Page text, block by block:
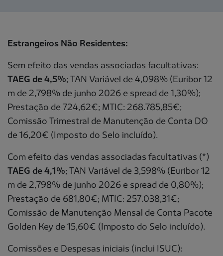
Estrangeiros Não Residentes:
Sem efeito das vendas associadas facultativas:
TAEG de 4,5%; TAN Variável de 4,098% (Euribor 12
m de 2,798% de junho 2026 e spread de 1,30%);
Prestação de 724,62€; MTIC: 268.785,85€;
Comissão Trimestral de Manutenção de Conta DO
de 16,20€ (Imposto do Selo incluído).
Com efeito das vendas associadas facultativas (*)
TAEG de 4,1%; TAN Variável de 3,598% (Euribor 12
m de 2,798% de junho 2026 e spread de 0,80%);
Prestação de 681,80€; MTIC: 257.038,31€;
Comissão de Manutenção Mensal de Conta Pacote
Golden Key de 15,60€ (Imposto do Selo incluído).
Comissões e Despesas iniciais (inclui ISUC):